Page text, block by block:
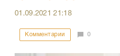
01.09.202121:18
Комментарии 0